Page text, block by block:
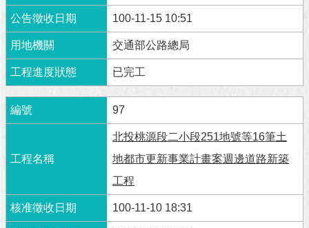
100-11-15 10:51
交通部公路總局
已完工
97
北投桃源段二小段251地號等16筆土
地都市更新事業計畫案週邊道路新築
工程
100-11-10 18:31